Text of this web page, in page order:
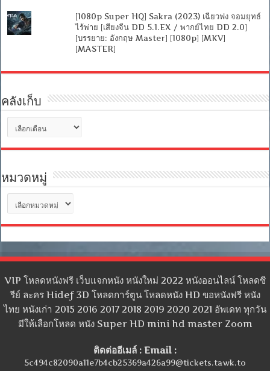
[1080p Super HQ] Sakra (2023) เฉียวฟง จอมยุทธ์
ไร้พ่าย [เสียงจีน DD 5.1.EX / พากย์ไทย DD 2.0]
[บรรยาย: อังกฤษ Master] [1080p] [MKV]
[MASTER]
คลังเก็บ
เก็บ
หมวดหมู่
หมู่
VIP โหลดหนังฟรี เว็บแจกหนัง หนังใหม่ 2022 หนังออนไลน์ โหลดซี
รีย์ ละคร Hidef 3D โหลดการ์ตูน โหลดหนัง HD ขอหนังฟรี หนัง
ไทย หนังเก่า 2015 2016 2017 2018 2019 2020 2021 อัพเดท ทุกวัน
มีให้เลือกโหลด หนัง Super HD mini hd master Zoom
ติดต่ออีเมล์ : Email :
5c494c82090a11e7b4cb25369a426a99@tickets.tawk.to